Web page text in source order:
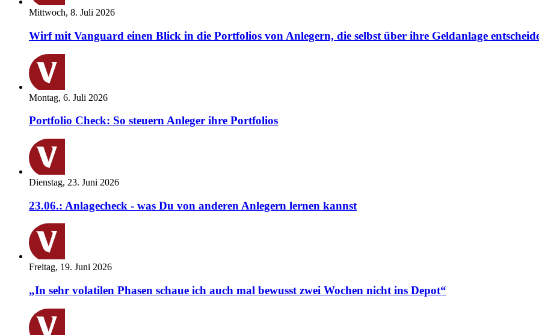
Mittwoch, 8. Juli 2026
Wirf mit Vanguard einen Blick in die Portfolios von Anlegern, die selbst über ihre Geldanlage
Montag, 6. Juli 2026
Portfolio Check: So steuern Anleger ihre Portfolios
Dienstag, 23. Juni 2026
23.06.: Anlagecheck - was Du von anderen Anlegern lernen kannst
Freitag, 19. Juni 2026
„In sehr volatilen Phasen schaue ich auch mal bewusst zwei Wochen nicht ins Depot“